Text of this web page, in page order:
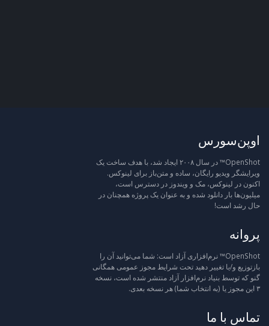
اوپن‌سورس
OpenShot™ در سال ۲۰۰۸ ایجاد شد، با هدف ساخت یک
ویرایشگر ویدیو رایگان، ساده و متن‌باز برای لینوکس.
اکنون در لینوکس، مک و ویندوز در دسترس است،
میلیون‌ها بار دانلود شده و به عنوان یک پروژه همچنان در
حال رشد است!
پروانه
OpenShot™ نرم‌افزاری آزاد است: شما می‌توانید آن را
بازتوزیع و/یا تغییر دهید تحت شرایط مجوز عمومی همگانی
گنو که توسط بنیاد نرم‌افزار آزاد منتشر شده است، نسخه
۳ این مجوز یا (به انتخاب شما) هر نسخه بعدی.
تماس با ما